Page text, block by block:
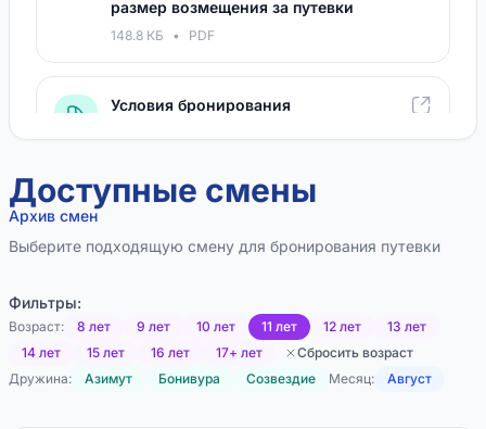
размер возмещения за путевки
148.8 КБ • PDF
Условия бронирования
Согласие родителя (законного
персональных данных, для
Согласие родителей на психолого-
педагогическое сопровождение
Доступные смены
Архив смен
Выберите подходящую смену для бронирования путевки
Фильтры:
Возраст: 8 лет 9 лет 10 лет 11 лет 12 лет
13 лет
14 лет
15 лет 16 лет 17+ лет
Сбросить возраст
Дружина:
Азимут Бонивура Созвездие Месяц: Август